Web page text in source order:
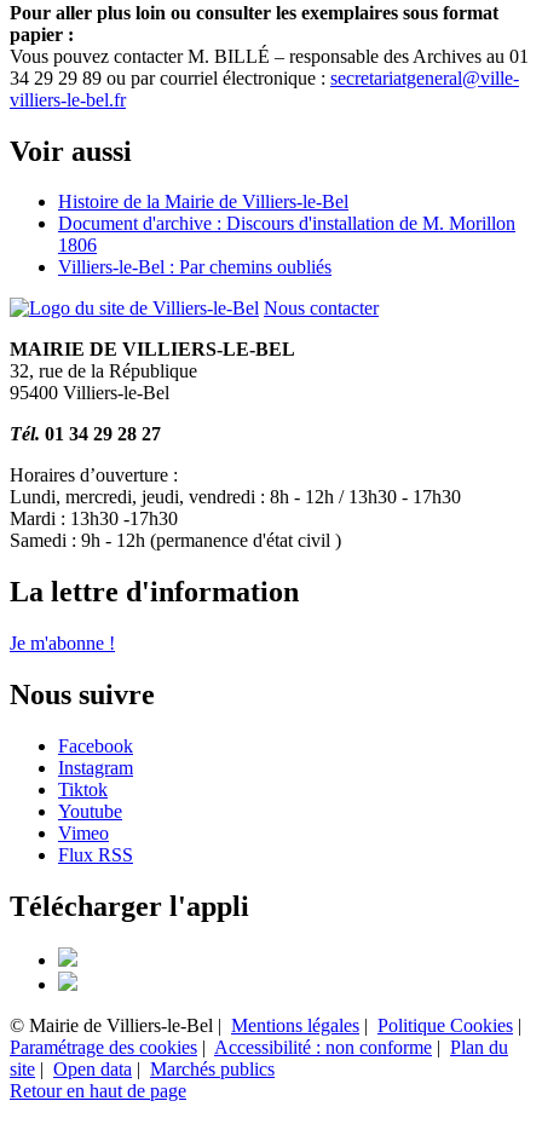
Pour aller plus loin ou consulter les exemplaires sous format
papier :
Vous pouvez contacter M. BILLÉ – responsable des Archives au 01
34 29 29 89 ou par courriel électronique : secretariatgeneral@ville-
villiers-le-bel.fr
Voir aussi
Histoire de la Mairie de Villiers-le-Bel
Document d'archive : Discours d'installation de M. Morillon
1806
Villiers-le-Bel : Par chemins oubliés
Nous contacter
MAIRIE DE VILLIERS-LE-BEL
32, rue de la République
95400 Villiers-le-Bel
Tél. 01 34 29 28 27
Horaires d’ouverture :
Lundi, mercredi, jeudi, vendredi : 8h - 12h / 13h30 - 17h30
Mardi : 13h30 -17h30
Samedi : 9h - 12h (permanence d'état civil )
La lettre d'information
Je m'abonne !
Nous suivre
Facebook
Instagram
Tiktok
Youtube
Vimeo
Flux RSS
Télécharger l'appli
© Mairie de Villiers-le-Bel | Mentions légales | Politique Cookies |
Paramétrage des cookies | Accessibilité : non conforme | Plan du
site | Open data | Marchés publics
Retour en haut de page